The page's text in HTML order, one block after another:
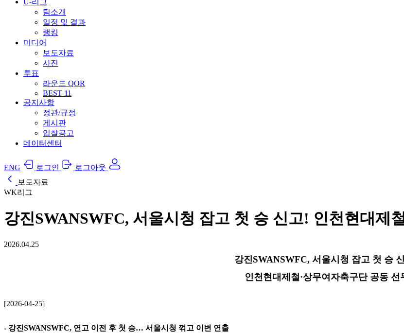
U-리그
팀소개
일정 및 결과
랭킹
미디어
보도자료
사진
투표
라운드 QOR
BEST 11
공지사항
정관/규정
게시판
입찰공고
데이터센터
ENG 로그인
로그아웃
보도자료
WK리그
강진SWANSWFC, 서울시청 잡고 첫 승 신고! 인천현대제
2026.04.25
강진SWANSWFC, 서울시청 잡고 첫 승
인천현대제철·상무여자축구단 공동 선
[2026-04-25]
- 강진SWANSWFC, 연고 이전 후 첫 승… 서울시청 꺾고 이변 연출